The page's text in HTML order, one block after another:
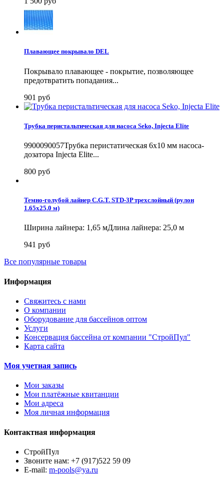
Плавающее покрывало DEL
Покрывало плавающее - покрытие, позволяющее
предотвратить попадания...
901 руб
Трубка перистальтическая для насоса Seko, Injecta Elite
9900090057Трубка перистатическая 6х10 мм насоса-
дозатора Injecta Elite...
800 руб
Темно-голубой лайнер C.G.T. STD-3P трехслойный (рулон
1.65х25.0 м)
Ширина лайнера: 1,65 мДлина лайнера: 25,0 м
941 руб
Все популярные товары
Информация
Свяжитесь с нами
О компании
Оборудование для бассейнов оптом
Услуги
Консервация бассейна от компании "СтройПул"
Карта сайта
Моя учетная запись
Мои заказы
Мои платёжные квитанции
Мои адреса
Моя личная информация
Контактная информация
СтройПул
Звоните нам: +7 (917)522 59 09
E-mail: m-pools@ya.ru